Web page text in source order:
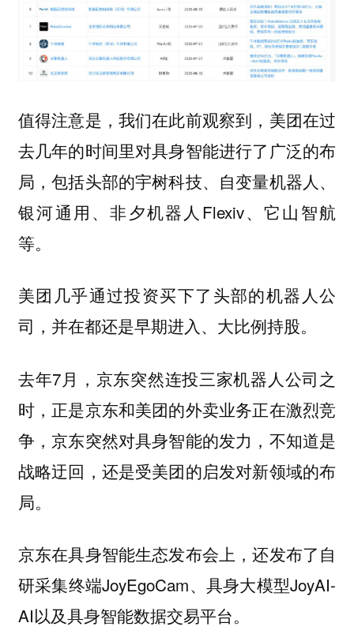
值得注意是，我们在此前观察到，美团在过
去几年的时间里对具身智能进行了广泛的布
局，包括头部的宇树科技、自变量机器人、
银河通用、非夕机器人Flexiv、它山智航
等。
美团几乎通过投资买下了头部的机器人公
司，并在都还是早期进入、大比例持股。
去年7月，京东突然连投三家机器人公司之
时，正是京东和美团的外卖业务正在激烈竞
争，京东突然对具身智能的发力，不知道是
战略迂回，还是受美团的启发对新领域的布
局。
京东在具身智能生态发布会上，还发布了自
研采集终端JoyEgoCam、具身大模型JoyAI-
AI以及具身智能数据交易平台。